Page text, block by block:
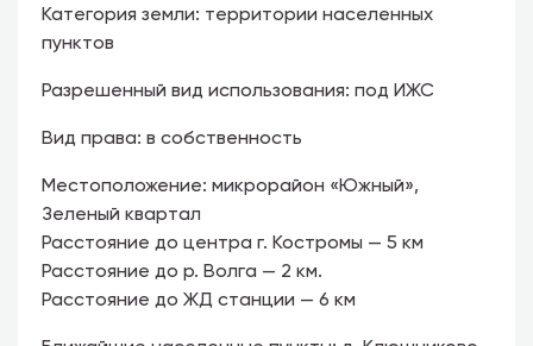
Категория земли: территории населенных
пунктов
Разрешенный вид использования: под ИЖС
Вид права: в собственность
Местоположение: микрорайон «Южный»,
Зеленый квартал
Расстояние до центра г. Костромы — 5 км
Расстояние до р. Волга — 2 км.
Расстояние до ЖД станции — 6 км